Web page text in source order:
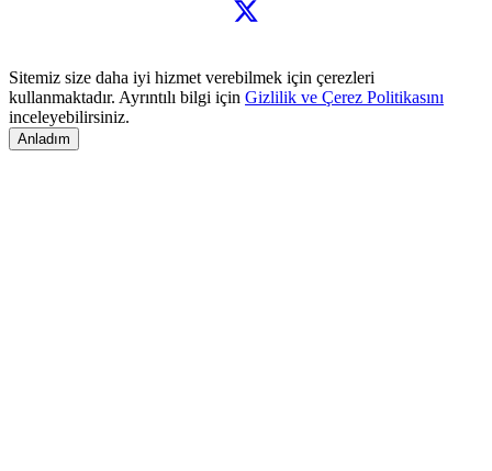
Sitemiz size daha iyi hizmet verebilmek için çerezleri
kullanmaktadır. Ayrıntılı bilgi için Gizlilik ve Çerez Politikasını
inceleyebilirsiniz.
Anladım